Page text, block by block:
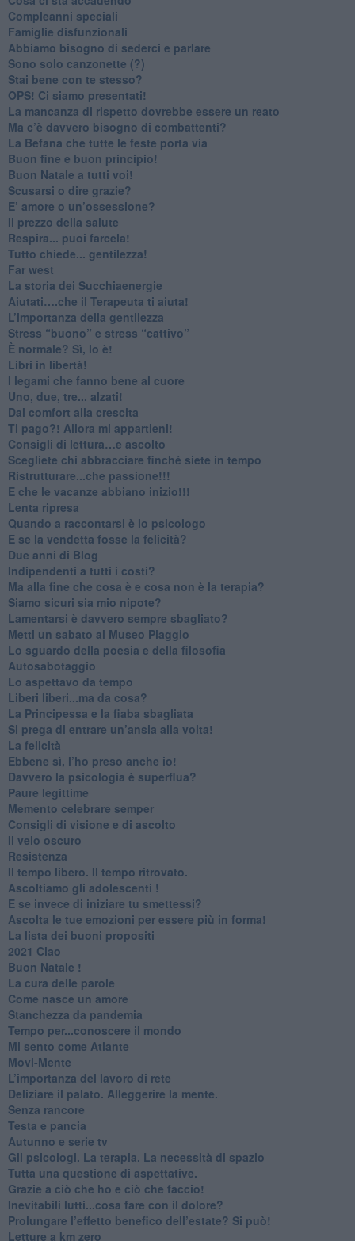
​Compleanni speciali
​Famiglie disfunzionali
​Abbiamo bisogno di sederci e parlare
Sono solo canzonette (?)
​Stai bene con te stesso?
​OPS! Ci siamo presentati!
​La mancanza di rispetto dovrebbe essere un reato
​Ma c’è davvero bisogno di combattenti?
​La Befana che tutte le feste porta via
Buon fine e buon principio!
​Buon Natale a tutti voi!
​Scusarsi o dire grazie?
​E’ amore o un’ossessione?
​Il prezzo della salute
​Respira... puoi farcela!
​Tutto chiede... gentilezza!
​Far west
​La storia dei Succhiaenergie
​Aiutati….che il Terapeuta ti aiuta!
​L’importanza della gentilezza
​Stress “buono” e stress “cattivo”
​È normale? Sì, lo è!
​Libri in libertà!
​I legami che fanno bene al cuore
Uno, due, tre... alzati!​
​Dal comfort alla crescita
​Ti pago?! Allora mi appartieni!​
​Consigli di lettura…e ascolto
​Scegliete chi abbracciare finché siete in tempo
​Ristrutturare...che passione!!!
​E che le vacanze abbiano inizio!!!
​Lenta ripresa
​Quando a raccontarsi è lo psicologo
​E se la vendetta fosse la felicità?
​Due anni di Blog
​Indipendenti a tutti i costi?
​Ma alla fine che cosa è e cosa non è la terapia?
​Siamo sicuri sia mio nipote?
​Lamentarsi è davvero sempre sbagliato?
​Metti un sabato al Museo Piaggio
​Lo sguardo della poesia e della filosofia
Autosabotaggio
​Lo aspettavo da tempo
​Liberi liberi...ma da cosa?
​La Principessa e la fiaba sbagliata
Si prega di entrare un’ansia alla volta!
​La felicità
​Ebbene sì, l’ho preso anche io!
​Davvero la psicologia è superflua?
Paure legittime
​Memento celebrare semper
​Consigli di visione e di ascolto
​Il velo oscuro
Resistenza
​Il tempo libero. Il tempo ritrovato.
Ascoltiamo gli adolescenti !
​E se invece di iniziare tu smettessi?
​Ascolta le tue emozioni per essere più in forma!
​La lista dei buoni propositi
2021 Ciao
Buon Natale !
​La cura delle parole
​Come nasce un amore
Stanchezza da pandemia
​Tempo per...conoscere il mondo
​Mi sento come Atlante
​Movi-Mente
​L’importanza del lavoro di rete
​Deliziare il palato. Alleggerire la mente.
​Senza rancore
​Testa e pancia
​Autunno e serie tv
​Gli psicologi. La terapia. La necessità di spazio
​Tutta una questione di aspettative.
​Grazie a ciò che ho e ciò che faccio!
​Inevitabili lutti...cosa fare con il dolore?
Prolungare l’effetto benefico dell’estate? Si può!
​Letture a km zero